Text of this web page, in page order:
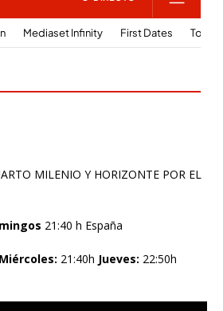
MILENIO Y HORIZONTE POR EL
21:40 h España
21:40h Jueves: 22:50h